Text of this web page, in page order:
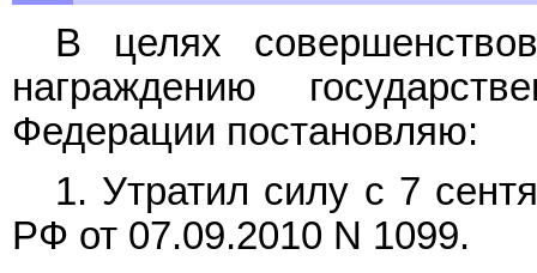
В целях
награждению
Федерации постановляю:
1. Утратил силу с 7
РФ от 07.09.2010 N 1099.